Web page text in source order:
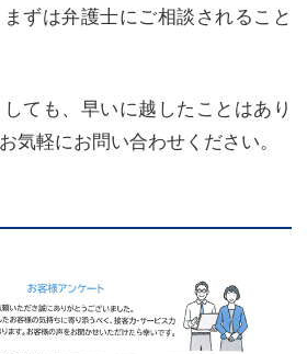
ずは弁護士にご相談されること
ても、早いに越したことはあり
気軽にお問い合わせください。